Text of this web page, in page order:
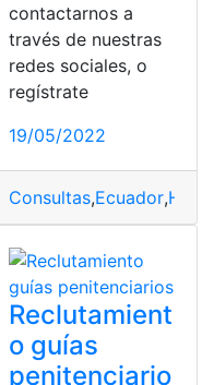
,Policia Nacional
contactarnos a
través de nuestras
redes sociales, o
regístrate
19/05/2022
Consultas,Ecuador,
Reclutamient
o guías
penitenciario